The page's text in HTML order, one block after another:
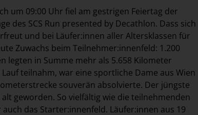
um 09:00 Uhr fiel am gestrigen Feiertag der
des SCS Run presented by Decathlon. Dass sich
und bei Läufer:innen aller Altersklassen für
Zuwachs beim Teilnehmer:innenfeld: 1.200
legten in Summe mehr als 5.658 Kilometer
teilnahm, war eine sportliche Dame aus Wien
souverän absolvierte. Der jüngste
geworden. So vielfältig wie die teilnehmenden
das Starter:innenfeld. Läufer:innen aus 19